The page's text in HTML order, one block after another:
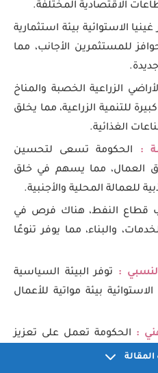
الاقتصادية المختلفة.
غينيا الاستوائية بيئة استثمارية
للمستثمرين الأجانب، مما
الزراعية الخصبة والمناخ
للتنمية الزراعية، مما يخلق
الغذائية.
: الحكومة تسعى لتحسين
العمال، مما يسهم في خلق
للعمالة المحلية والأجنبية.
قطاع النفط، هناك فرص في
والبناء، مما يوفر تنوعًا
: توفر البيئة السياسية
بيئة مواتية للأعمال
: الحكومة تعمل على تعزيز
لتحسين مهارات القوى